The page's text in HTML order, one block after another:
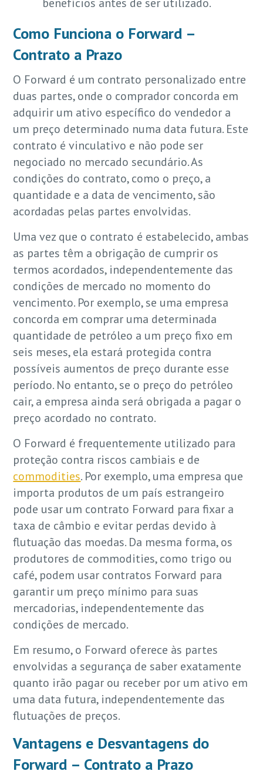
Como Funciona o Forward –
Contrato a Prazo
O Forward é um contrato personalizado entre
duas partes, onde o comprador concorda em
adquirir um ativo específico do vendedor a
um preço determinado numa data futura. Este
contrato é vinculativo e não pode ser
negociado no mercado secundário. As
condições do contrato, como o preço, a
quantidade e a data de vencimento, são
acordadas pelas partes envolvidas.
Uma vez que o contrato é estabelecido, ambas
as partes têm a obrigação de cumprir os
termos acordados, independentemente das
condições de mercado no momento do
vencimento. Por exemplo, se uma empresa
concorda em comprar uma determinada
quantidade de petróleo a um preço fixo em
seis meses, ela estará protegida contra
possíveis aumentos de preço durante esse
período. No entanto, se o preço do petróleo
cair, a empresa ainda será obrigada a pagar o
preço acordado no contrato.
O Forward é frequentemente utilizado para
proteção contra riscos cambiais e de
commodities. Por exemplo, uma empresa que
importa produtos de um país estrangeiro
pode usar um contrato Forward para fixar a
taxa de câmbio e evitar perdas devido à
flutuação das moedas. Da mesma forma, os
produtores de commodities, como trigo ou
café, podem usar contratos Forward para
garantir um preço mínimo para suas
mercadorias, independentemente das
condições de mercado.
Em resumo, o Forward oferece às partes
envolvidas a segurança de saber exatamente
quanto irão pagar ou receber por um ativo em
uma data futura, independentemente das
flutuações de preços.
Vantagens e Desvantagens do
Forward – Contrato a Prazo